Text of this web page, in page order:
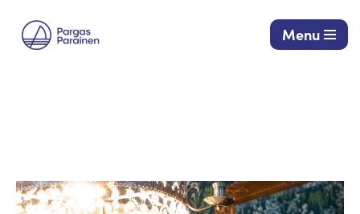
Siirry
Menu